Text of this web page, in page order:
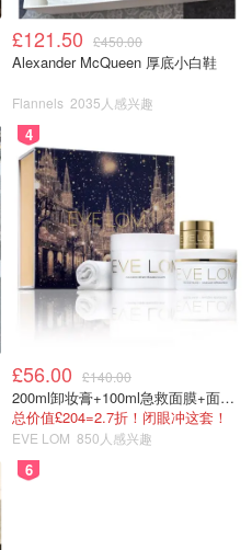
而且吃蛋糕的同时，不仅满
足了你的味觉系统，让美味
解人体的生理紧张的感觉，
解焦虑的作用。今天让我们
材料和步骤如下：A. 蛋糕
淀粉10克 牛奶30毫升 玉米
升 白糖30克. C.水果适量，
也可以选择水果罐头，比较
先把水果去皮，切小块备
£121.50 £450.00
Alexander McQueen 厚底小白鞋
Flannels 2035人感兴趣
4
£56.00 £140.00
200ml卸妆膏+100ml急救面膜+面霜+洁颜布
总价值£204=2.7折！闭眼冲这套！
EVE LOM 850人感兴趣
6